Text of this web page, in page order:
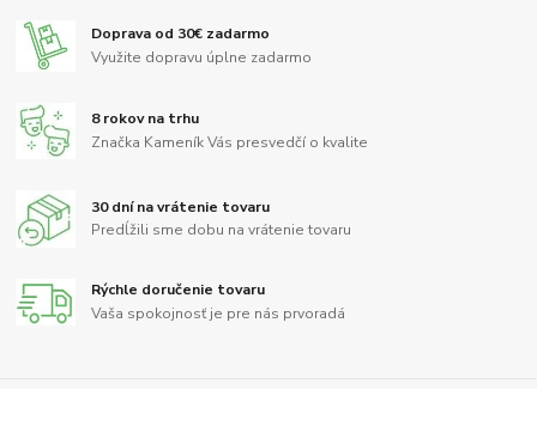
Doprava od 30€ zadarmo
Využite dopravu úplne zadarmo
8 rokov na trhu
Značka Kameník Vás presvedčí o kvalite
30 dní na vrátenie tovaru
Predĺžili sme dobu na vrátenie tovaru
Rýchle doručenie tovaru
Vaša spokojnosť je pre nás prvoradá